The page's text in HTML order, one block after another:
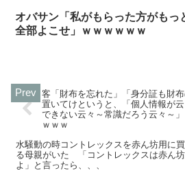
オバサン「私がもらった方がもっ
全部よこせ」ｗｗｗｗｗｗ
客「財布を忘れた」「身分証も財
置いてけというと、「個人情報が
できない云々～常識だろう云々～
ｗｗｗ
水騒動の時コントレックスを赤ん坊用に
る母親がいた 「コントレックスは赤ん
よ」と言ったら、、、